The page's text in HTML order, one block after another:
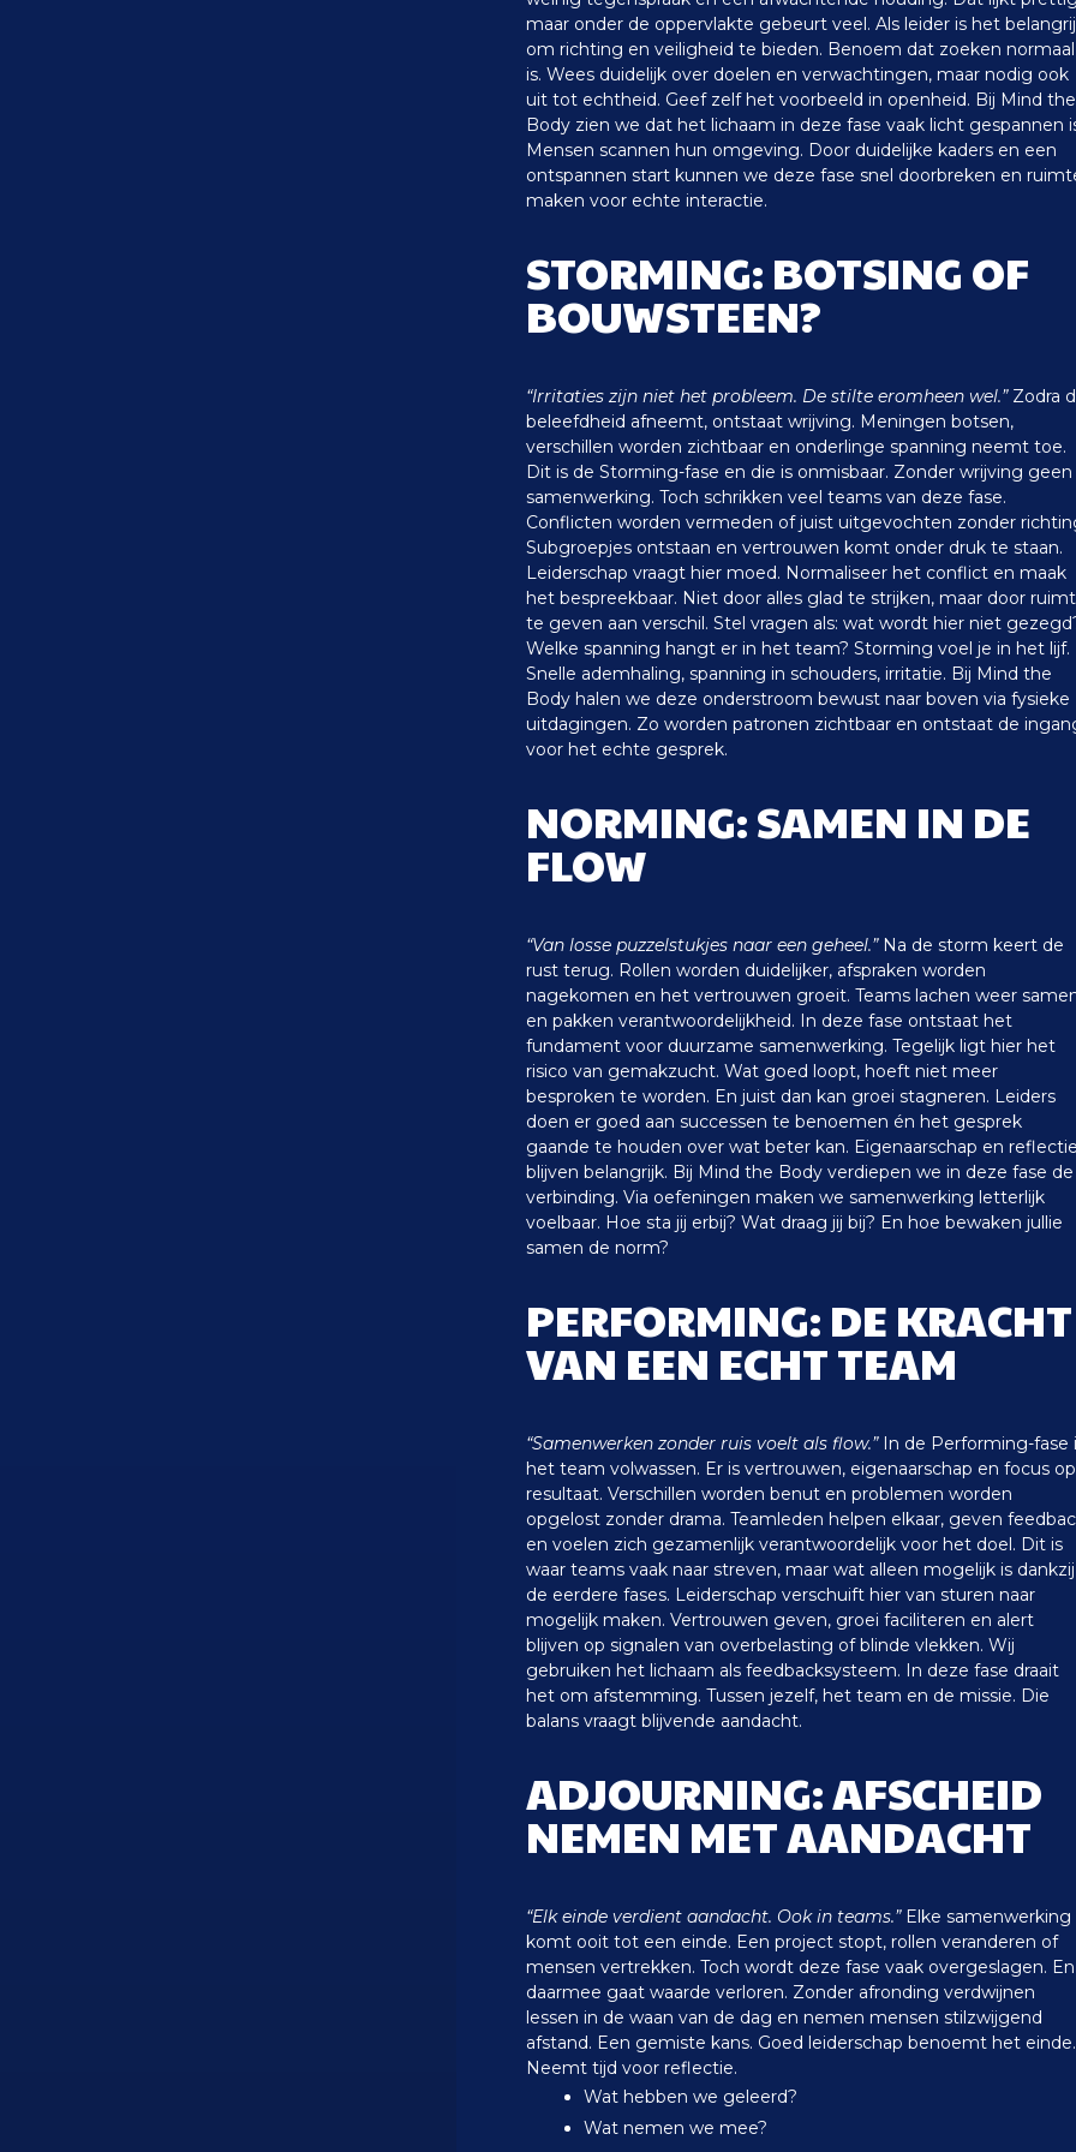
maar onder de oppervlakte gebeurt veel. Als leider is het
om richting en veiligheid te bieden. Benoem dat zoeken normaal
is. Wees duidelijk over doelen en verwachtingen, maar nodig ook
uit tot echtheid. Geef zelf het voorbeeld in openheid. Bij Mind the
Body zien we dat het lichaam in deze fase vaak licht gespannen
Mensen scannen hun omgeving. Door duidelijke kaders en een
ontspannen start kunnen we deze fase snel doorbreken en
maken voor echte interactie.
STORMING: BOTSING OF
BOUWSTEEN?
“Irritaties zijn niet het probleem. De stilte eromheen wel.” Zodra
beleefdheid afneemt, ontstaat wrijving. Meningen botsen,
verschillen worden zichtbaar en onderlinge spanning neemt toe.
Dit is de Storming-fase en die is onmisbaar. Zonder wrijving geen
samenwerking. Toch schrikken veel teams van deze fase.
Conflicten worden vermeden of juist uitgevochten zonder
Subgroepjes ontstaan en vertrouwen komt onder druk te staan.
Leiderschap vraagt hier moed. Normaliseer het conflict en maak
het bespreekbaar. Niet door alles glad te strijken, maar door
te geven aan verschil. Stel vragen als: wat wordt hier niet
Welke spanning hangt er in het team? Storming voel je in het lijf.
Snelle ademhaling, spanning in schouders, irritatie. Bij Mind the
Body halen we deze onderstroom bewust naar boven via fysieke
uitdagingen. Zo worden patronen zichtbaar en ontstaat de
voor het echte gesprek.
NORMING: SAMEN IN DE
FLOW
“Van losse puzzelstukjes naar een geheel.” Na de storm keert de
rust terug. Rollen worden duidelijker, afspraken worden
nagekomen en het vertrouwen groeit. Teams lachen weer
en pakken verantwoordelijkheid.
In deze fase ontstaat het
fundament voor duurzame samenwerking. Tegelijk ligt hier het
risico van gemakzucht. Wat goed loopt, hoeft niet meer
besproken te worden. En juist dan kan groei stagneren. Leiders
doen er goed aan successen te benoemen én het gesprek
gaande te houden over wat beter kan. Eigenaarschap en
blijven belangrijk. Bij Mind the Body verdiepen we in deze fase de
verbinding. Via oefeningen maken we samenwerking letterlijk
voelbaar. Hoe sta jij erbij? Wat draag jij bij? En hoe bewaken jullie
samen de norm?
PERFORMING: DE KRACHT
VAN EEN ECHT TEAM
“Samenwerken zonder ruis voelt als flow.” In de Performing-fase
het team volwassen. Er is vertrouwen, eigenaarschap en focus op
resultaat. Verschillen worden benut en problemen worden
opgelost zonder drama. Teamleden helpen elkaar, geven
en voelen zich gezamenlijk verantwoordelijk voor het doel. Dit is
waar teams vaak naar streven, maar wat alleen mogelijk is dankzij
de eerdere fases. Leiderschap verschuift hier van sturen naar
mogelijk maken. Vertrouwen geven, groei faciliteren en alert
blijven op signalen van overbelasting of blinde vlekken. Wij
gebruiken het lichaam als feedbacksysteem. In deze fase draait
het om afstemming. Tussen jezelf, het team en de missie. Die
balans vraagt blijvende aandacht.
ADJOURNING: AFSCHEID
NEMEN MET AANDACHT
“Elk einde verdient aandacht. Ook in teams.” Elke samenwerking
komt ooit tot een einde. Een project stopt, rollen veranderen of
mensen vertrekken. Toch wordt deze fase vaak overgeslagen. En
daarmee gaat waarde verloren. Zonder afronding verdwijnen
lessen in de waan van de dag en nemen mensen stilzwijgend
afstand. Een gemiste kans. Goed leiderschap benoemt het einde.
Neemt tijd voor reflectie.
Wat hebben we geleerd?
Wat nemen we mee?